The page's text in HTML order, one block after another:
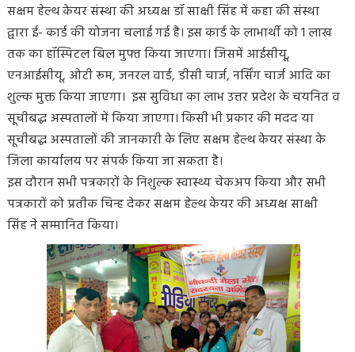
सक्षम हेल्थ केयर संस्था की अध्यक्ष डॉ साक्षी सिंह में कहा की संस्था
द्वारा ई- कार्ड की योजना चलाई गई है। इस कार्ड के लाभार्थी को 1 लाख
तक का हॉस्पिटल बिल मुफ्त किया जाएगा। जिसमें आईसीयू,
एनआईसीयू, ओटी रूम, जनरल वार्ड, डीसी चार्ज, नर्सिंग चार्ज आदि का
शुल्क मुक्त किया जाएगा। इस सुविधा का लाभ उत्तर प्रदेश के चयनित व
सूचीबद्ध अस्पतालों में किया जाएगा। किसी भी प्रकार की मदद या
सूचीबद्ध अस्पतालों की जानकारी के लिए सक्षम हेल्थ केयर संस्था के
जिला कार्यालय पर संपर्क किया जा सकता है।
इस दौरान सभी पत्रकारों के निशुल्क स्वास्थ्य चेकअप किया और सभी
पत्रकारों को प्रतीक चिन्ह देकर सक्षम हेल्थ केयर की अध्यक्ष साक्षी
सिंह ने सम्मानित किया।